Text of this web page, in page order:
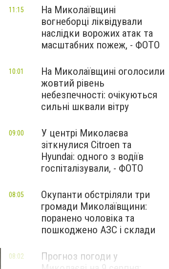
На Миколаївщині
вогнеборці ліквідували
наслідки ворожих атак та
масштабних пожеж, - ФОТО
11:15
На Миколаївщині оголосили
жовтий рівень
небезпечності: очікуються
сильні шквали вітру
10:01
У центрі Миколаєва
зіткнулися Citroen та
Hyundai: одного з водіїв
госпіталізували, - ФОТО
09:00
Окупанти обстріляли три
громади Миколаївщини:
поранено чоловіка та
пошкоджено АЗС і склади
08:05
Прогноз погоди у
08:02